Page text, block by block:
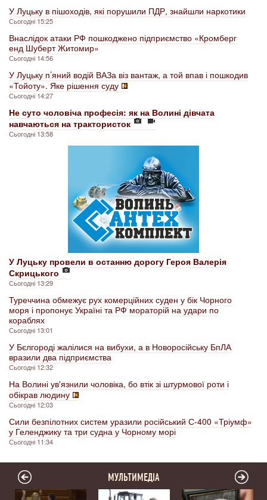
У Луцьку в пішоходів, які порушили ПДР, знайшли наркотики
Сьогодні 15:25
Внаслідок атаки РФ пошкоджено підприємство «Кромберг
енд Шуберт Житомир»
Сьогодні 14:56
У Луцьку п’яний водій ВАЗа віз вантаж, а той впав і пошкодив
«Тойоту». Яке рішення суду
Сьогодні 14:27
Не суто чоловіча професія: як на Волині дівчата
навчаються на трактористок
Сьогодні 13:58
У Луцьку провели в останню дорогу Героя Валерія
Скрицького
Сьогодні 13:29
Туреччина обмежує рух комерційних суден у бік Чорного
моря і пропонує Україні та РФ мораторій на удари по
кораблях
Сьогодні 13:01
У Бєлгороді жалілися на вибухи, а в Новоросійську БпЛА
вразили два підприємства
Сьогодні 12:32
На Волині ув'язнили чоловіка, бо втік зі штурмової роти і
обікрав людину
Сьогодні 12:03
Сили безпілотних систем уразили російський С-400 «Тріумф»
у Геленджику та три судна у Чорному морі
Сьогодні 11:34
МУЛЬТИМЕДІА